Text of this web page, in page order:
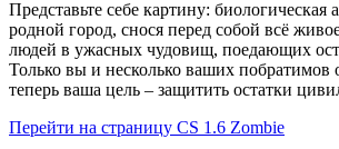
Представьте себе картину:
родной город, снося перед собой всё
людей в ужасных чудовищ, поедающих
Только вы и несколько ваших побратимов
теперь ваша цель – защитить остатки
Перейти на страницу CS 1.6 Zombie